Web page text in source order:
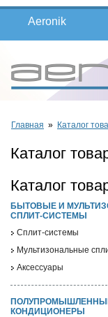
Aeronik
Главная » Каталог
Каталог
Каталог
БЫТОВЫЕ И
СПЛИТ-СИСТЕМЫ
Cплит-системы
Мультизональные
Аксессуары
КОНДИЦИОНЕРЫ